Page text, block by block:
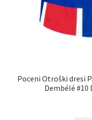
Poceni Otroški dresi
Dembélé